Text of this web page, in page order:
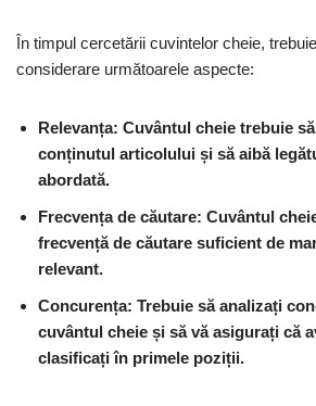
În timpul cercetării cuvintelor cheie,
considerare următoarele aspecte:
Relevanța: Cuvântul cheie trebuie
conținutul articolului și să aibă
abordată.
Frecvența de căutare: Cuvântul
frecvență de căutare suficient de
relevant.
Concurența: Trebuie să analizați
cuvântul cheie și să vă asigurați că
clasificați în primele poziții.